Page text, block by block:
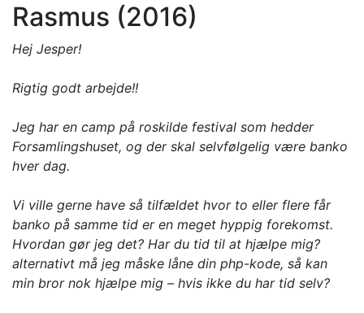
Rasmus (2016)
Hej Jesper!
Rigtig godt arbejde!!
Jeg har en camp på roskilde festival som hedder
Forsamlingshuset, og der skal selvfølgelig være banko
hver dag.
Vi ville gerne have så tilfældet hvor to eller flere får
banko på samme tid er en meget hyppig forekomst.
Hvordan gør jeg det? Har du tid til at hjælpe mig?
alternativt må jeg måske låne din php-kode, så kan
min bror nok hjælpe mig – hvis ikke du har tid selv?